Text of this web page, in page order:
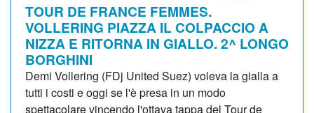
TOUR DE FRANCE FEMMES.
VOLLERING PIAZZA IL COLPACCIO A
NIZZA E RITORNA IN GIALLO. 2^ LONGO
BORGHINI
Demi Vollering (FDj United Suez) voleva la gialla a
tutti i costi e oggi se l'è presa in un modo
spettacolare vincendo l'ottava tappa del Tour de